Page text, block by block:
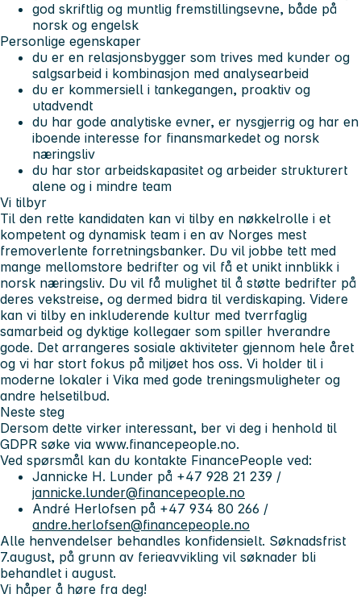
god skriftlig og muntlig fremstillingsevne, både på
norsk og engelsk
Personlige egenskaper
du er en relasjonsbygger som trives med kunder og
salgsarbeid i kombinasjon med analysearbeid
du er kommersiell i tankegangen, proaktiv og
utadvendt
du har gode analytiske evner, er nysgjerrig og har en
iboende interesse for finansmarkedet og norsk
næringsliv
du har stor arbeidskapasitet og arbeider strukturert
alene og i mindre team
Vi tilbyr
Til den rette kandidaten kan vi tilby en nøkkelrolle i et
kompetent og dynamisk team i en av Norges mest
fremoverlente forretningsbanker. Du vil jobbe tett med
mange mellomstore bedrifter og vil få et unikt innblikk i
norsk næringsliv. Du vil få mulighet til å støtte bedrifter på
deres vekstreise, og dermed bidra til verdiskaping. Videre
kan vi tilby en inkluderende kultur med tverrfaglig
samarbeid og dyktige kollegaer som spiller hverandre
gode. Det arrangeres sosiale aktiviteter gjennom hele året
og vi har stort fokus på miljøet hos oss. Vi holder til i
moderne lokaler i Vika med gode treningsmuligheter og
andre helsetilbud.
Neste steg
Dersom dette virker interessant, ber vi deg i henhold til
GDPR søke via www.financepeople.no.
Ved spørsmål kan du kontakte FinancePeople ved:
Jannicke H. Lunder på +47 928 21 239 /
jannicke.lunder@financepeople.no
André Herlofsen på +47 934 80 266 /
andre.herlofsen@financepeople.no
Alle henvendelser behandles konfidensielt. Søknadsfrist
7.august, på grunn av ferieavvikling vil søknader bli
behandlet i august.
Vi håper å høre fra deg!